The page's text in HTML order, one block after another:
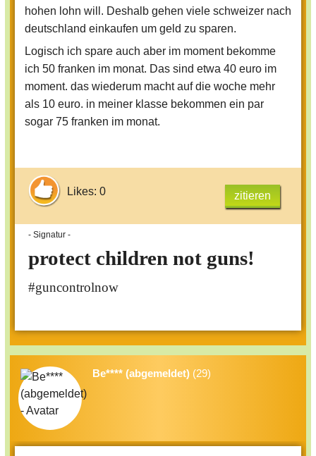
Lohn und die Preise steigen.
hohen lohn will. Deshalb gehen viele schweizer nach
deutschland einkaufen um geld zu sparen.
Logisch ich spare auch aber im moment bekomme
ich 50 franken im monat. Das sind etwa 40 euro im
moment. das wiederum macht auf die woche mehr
als 10 euro. in meiner klasse bekommen ein par
sogar 75 franken im monat.
Likes: 0 zitieren
- Signatur -
protect children not guns!
#guncontrolnow
Be**** (abgemeldet) (29)